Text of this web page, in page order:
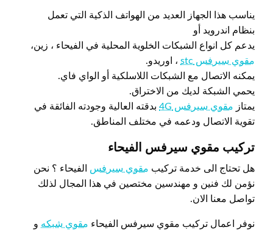
يناسب هذا الجهاز العديد من الهواتف الذكية التي تعمل
بنظام اندرويد أو
يدعم كل انواع الشبكات الخلوية المحلية في الفيحاء ، زين،
مقوي سيرفس stc
، اوريدو.
يمكنه الاتصال مع الشبكات اللاسلكية أو الواي فاي.
يحمي الشبكة لديك من الاختراق.
يمتاز مقوي سيرفس 4G
بدقته العالية وجودته الفائقة في
تقوية الاتصال ودعمه في مختلف المناطق.
تركيب مقوي سيرفس الفيحاء
هل تحتاج الى خدمة تركيب مقوي سيرفس الفيحاء ؟ نحن
نؤمن لك فنين و مهندسين مختصين في هذا المجال لذلك
تواصل معنا الان.
نوفر اعمال تركيب مقوي سيرفس الفيحاء مقوي شبكه و